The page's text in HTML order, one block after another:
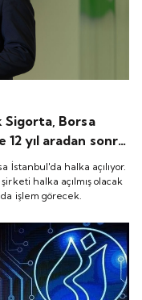
Borsa
12 yıl aradan sonra
olacak ve
borsada işlem
İstanbul'da halka açılıyor.
halka açılmış olacak
işlem görecek.